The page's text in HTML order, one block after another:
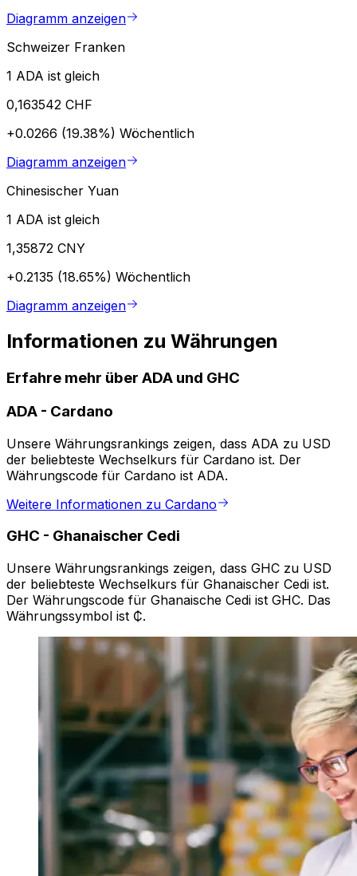
Diagramm anzeigen
Schweizer Franken
1 ADA ist gleich
0,163542 CHF
+0.0266 (19.38%) Wöchentlich
Diagramm anzeigen
Chinesischer Yuan
1 ADA ist gleich
1,35872 CNY
+0.2135 (18.65%) Wöchentlich
Diagramm anzeigen
Informationen zu Währungen
Erfahre mehr über ADA und GHC
ADA - Cardano
Unsere Währungsrankings zeigen, dass ADA zu USD
der beliebteste Wechselkurs für Cardano ist. Der
Währungscode für Cardano ist ADA.
Weitere Informationen zu Cardano
GHC - Ghanaischer Cedi
Unsere Währungsrankings zeigen, dass GHC zu USD
der beliebteste Wechselkurs für Ghanaischer Cedi ist.
Der Währungscode für Ghanaische Cedi ist GHC. Das
Währungssymbol ist ₵.